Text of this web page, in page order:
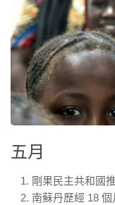
五月
剛果民主共和國
南蘇丹歷經 18 個